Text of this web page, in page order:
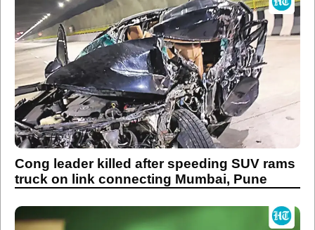
Cong leader killed after speeding SUV rams
truck on link connecting Mumbai, Pune